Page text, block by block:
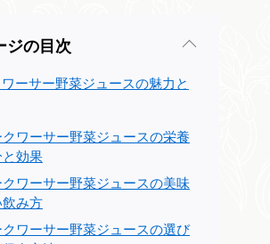
ジの目次
ーサー野菜ジュースの魅力と
クワーサー野菜ジュースの栄養
と効果
クワーサー野菜ジュースの美味
飲み方
クワーサー野菜ジュースの選び